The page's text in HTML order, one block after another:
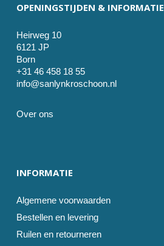
OPENINGSTIJDEN & INFORMATIE
Heirweg 10
6121 JP
Born
+31 46 458 18 55
info@sanlynkroschoon.nl
Over ons
INFORMATIE
Algemene voorwaarden
Bestellen en levering
Ruilen en retourneren